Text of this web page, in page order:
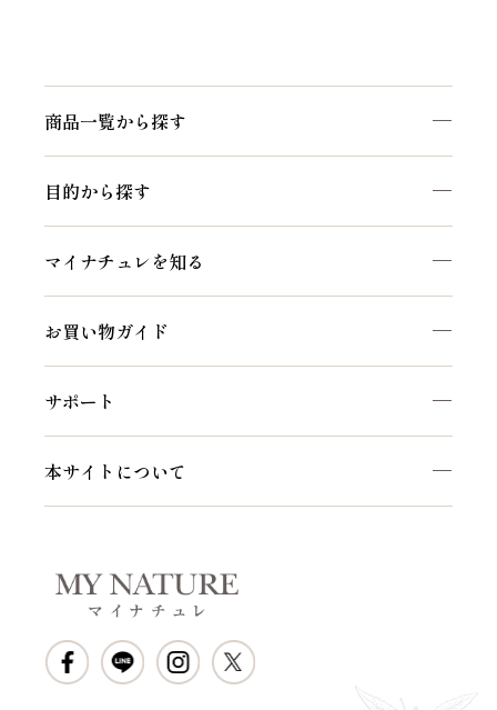
商品一覧から探す
目的から探す
マイナチュレを知る
お買い物ガイド
サポート
本サイトについて